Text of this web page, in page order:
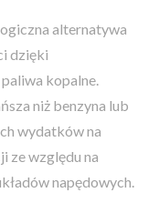
alternatywa
dzięki
kopalne.
niż benzyna lub
wydatków na
ze względu na
napędowych.